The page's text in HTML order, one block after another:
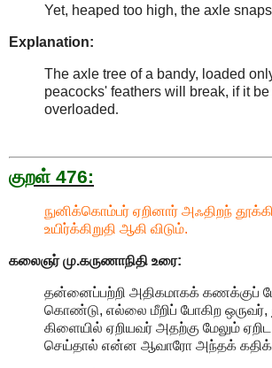
Yet, heaped too high, the axle
Explanation:
The axle tree of a bandy, loaded
peacocks' feathers will break, if it
overloaded.
குறள் 476:
நுனிக்கொம்பர் ஏறினார் அஃதிறந்
உயிர்க்கிறுதி ஆகி விடும்.
கலைஞர் மு.கருணாநிதி உரை:
தன்னைப்பற்றி அதிகமாகக் கணக்குப்
கொண்டு, எல்லை மீறிப் போகிற ஒருவர்,
கிளையில் ஏறியவர் அதற்கு மேலும் ஏறிட
செய்தால் என்ன ஆவாரோ அந்தக்